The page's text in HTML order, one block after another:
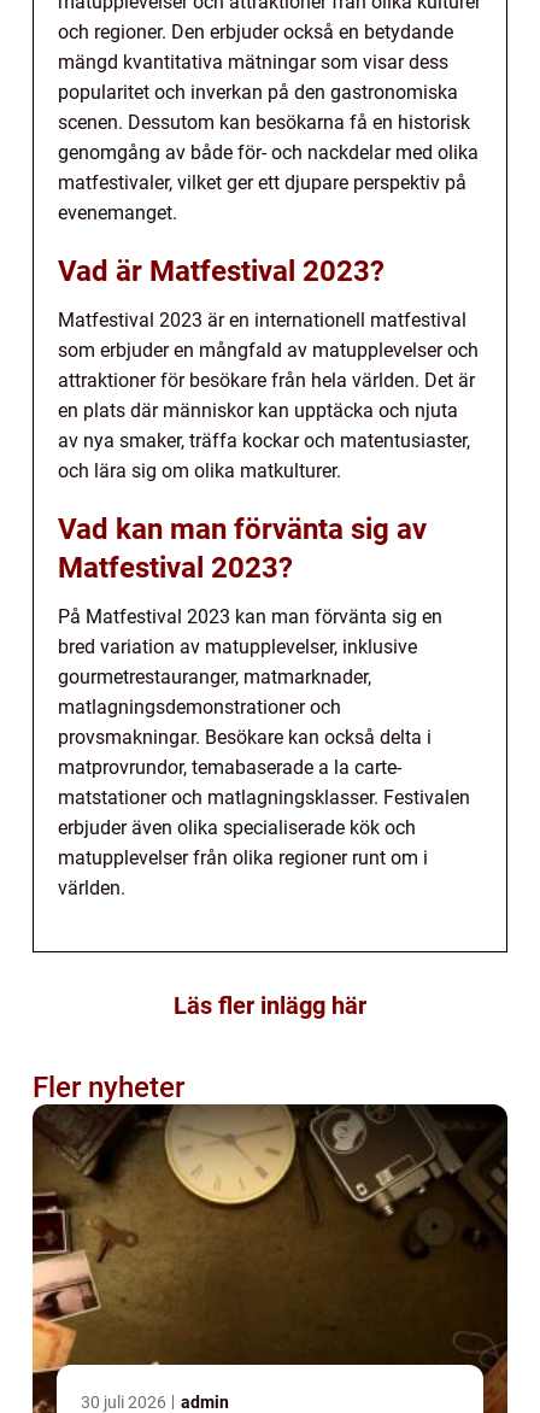
och regioner. Den erbjuder också en betydande
mängd kvantitativa mätningar som visar dess
popularitet och inverkan på den gastronomiska
scenen. Dessutom kan besökarna få en historisk
genomgång av både för- och nackdelar med olika
matfestivaler, vilket ger ett djupare perspektiv på
evenemanget.
Vad är Matfestival 2023?
Matfestival 2023 är en internationell matfestival
som erbjuder en mångfald av matupplevelser och
attraktioner för besökare från hela världen. Det är
en plats där människor kan upptäcka och njuta
av nya smaker, träffa kockar och matentusiaster,
och lära sig om olika matkulturer.
Vad kan man förvänta sig av
Matfestival 2023?
På Matfestival 2023 kan man förvänta sig en
bred variation av matupplevelser, inklusive
gourmetrestauranger, matmarknader,
matlagningsdemonstrationer och
provsmakningar. Besökare kan också delta i
matprovrundor, temabaserade a la carte-
matstationer och matlagningsklasser. Festivalen
erbjuder även olika specialiserade kök och
matupplevelser från olika regioner runt om i
världen.
Läs fler inlägg här
Fler nyheter
30 juli 2026 admin